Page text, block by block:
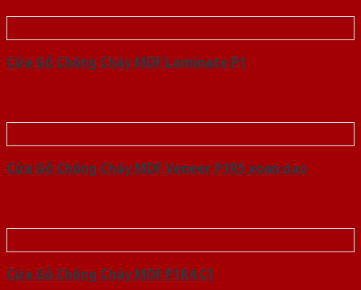
Cửa Gỗ Chống Cháy MDF Laminate P1
Cửa Gỗ Chống Cháy MDF Veneer P1R5 xoan dao
Cửa Gỗ Chống Cháy MDF P1R4 C1